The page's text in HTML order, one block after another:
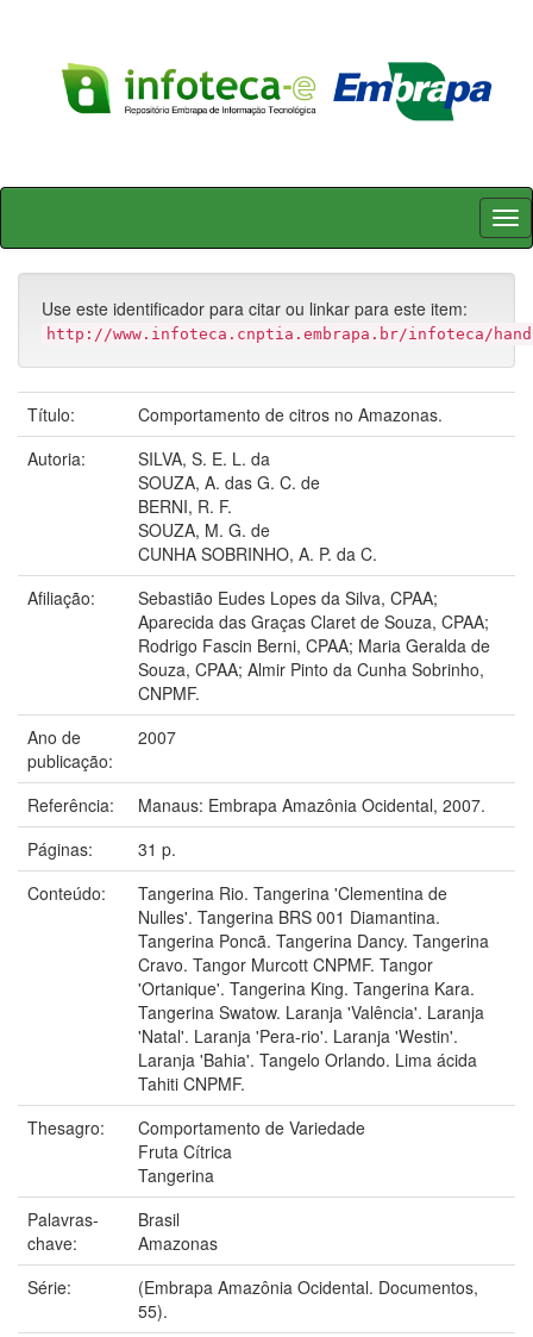
Skip
Use este identificador para citar ou linkar para este item:
http://www.infoteca.cnptia.embrapa.br/infoteca/
Título:
Comportamento de citros no Amazonas.
Autoria:
SILVA, S. E. L. da
SOUZA, A. das G. C. de
BERNI, R. F.
SOUZA, M. G. de
CUNHA SOBRINHO, A. P. da C.
Afiliação:
Sebastião Eudes Lopes da Silva, CPAA;
Aparecida das Graças Claret de Souza, CPAA;
Rodrigo Fascin Berni, CPAA; Maria Geralda de
Souza, CPAA; Almir Pinto da Cunha Sobrinho,
CNPMF.
Ano de
publicação:
2007
Referência:
Manaus: Embrapa Amazônia Ocidental, 2007.
Páginas:
31 p.
Conteúdo:
Tangerina Rio. Tangerina 'Clementina de
Nulles'. Tangerina BRS 001 Diamantina.
Tangerina Poncã. Tangerina Dancy. Tangerina
Cravo. Tangor Murcott CNPMF. Tangor
'Ortanique'. Tangerina King. Tangerina Kara.
Tangerina Swatow. Laranja 'Valência'. Laranja
'Natal'. Laranja 'Pera-rio'. Laranja 'Westin'.
Laranja 'Bahia'. Tangelo Orlando. Lima ácida
Tahiti CNPMF.
Thesagro:
Comportamento de Variedade
Fruta Cítrica
Tangerina
Palavras-
chave:
Brasil
Amazonas
Série:
(Embrapa Amazônia Ocidental. Documentos,
55).